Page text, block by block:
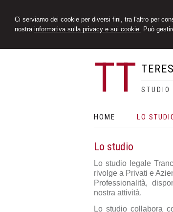
Ci serviamo dei cookie per diversi fini, tra l'altro per
nostra informativa sulla privacy e sui cookie. Può
TT STUDIO
HOME LO
Lo studio
Lo studio legale
rivolge a Privati e
Professionalità,
nostra attività.
Lo studio collabora